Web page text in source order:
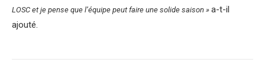
LOSC et je pense que l’équipe peut faire une solide saison » a-t-il
ajouté.